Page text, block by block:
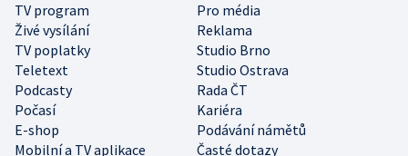
TV program
Pro média
Živé vysílání
Reklama
TV poplatky
Studio Brno
Teletext
Studio Ostrava
Podcasty
Rada ČT
Počasí
Kariéra
E-shop
Podávání námětů
Mobilní a TV aplikace
Časté dotazy